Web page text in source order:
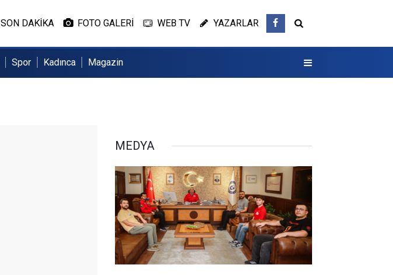
SON DAKİKA FOTO GALERİ WEB TV YAZARLAR
Spor Kadınca Magazin
MEDYA